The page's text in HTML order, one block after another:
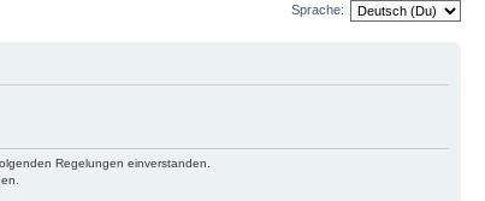
Sprache:
Regelungen einverstanden.